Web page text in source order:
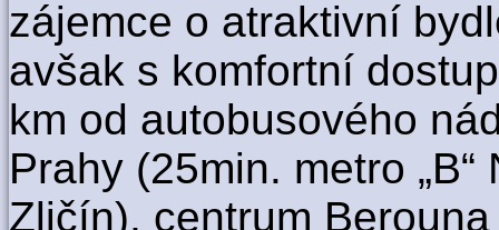
zájemce o atraktivní
avšak s komfortní
km od autobusového
Prahy (25min. metro
Zličín), centrum